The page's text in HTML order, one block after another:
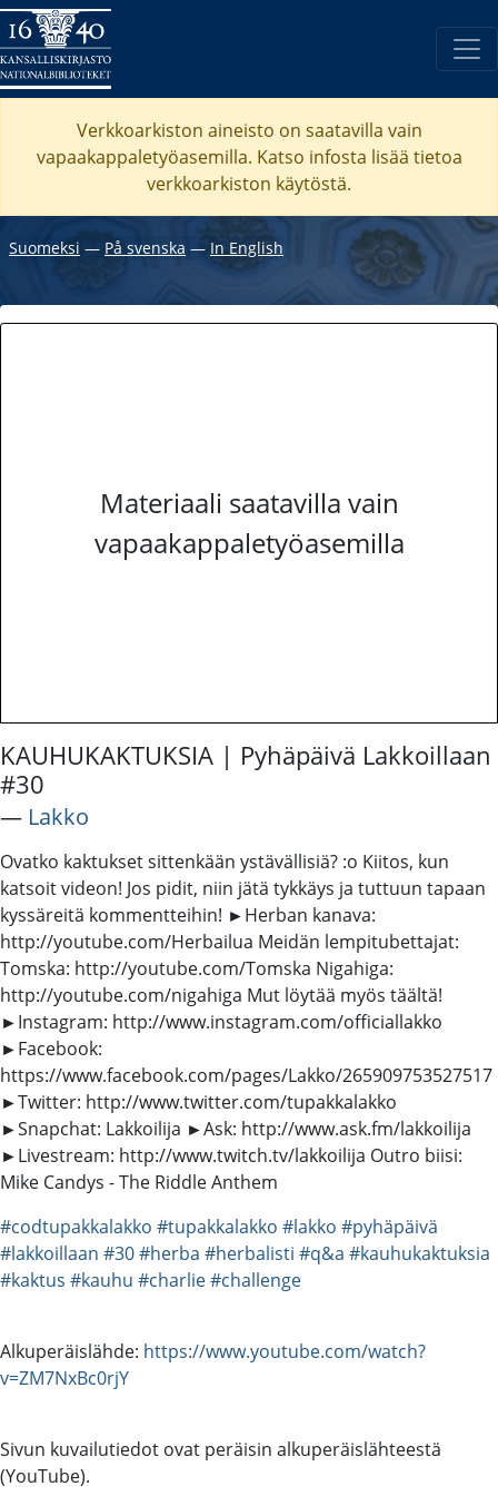
Verkkoarkiston aineisto on saatavilla vain
vapaakappaletyöasemilla. Katso infosta lisää tietoa
verkkoarkiston käytöstä.
Suomeksi ― På svenska ― In English
Materiaali saatavilla vain
vapaakappaletyöasemilla
KAUHUKAKTUKSIA | Pyhäpäivä Lakkoillaan
#30
― Lakko
Ovatko kaktukset sittenkään ystävällisiä? :o Kiitos, kun
katsoit videon! Jos pidit, niin jätä tykkäys ja tuttuun tapaan
kyssäreitä kommentteihin! ►Herban kanava:
http://youtube.com/Herbailua Meidän lempitubettajat:
Tomska: http://youtube.com/Tomska Nigahiga:
http://youtube.com/nigahiga Mut löytää myös täältä!
►Instagram: http://www.instagram.com/officiallakko
►Facebook:
https://www.facebook.com/pages/Lakko/265909753527517
►Twitter: http://www.twitter.com/tupakkalakko
►Snapchat: Lakkoilija ►Ask: http://www.ask.fm/lakkoilija
►Livestream: http://www.twitch.tv/lakkoilija Outro biisi:
Mike Candys - The Riddle Anthem
#codtupakkalakko #tupakkalakko #lakko #pyhäpäivä
#lakkoillaan #30#herba #herbalisti #q&a #kauhukaktuksia
#kaktus #kauhu #charlie#challenge
Alkuperäislähde: https://www.youtube.com/watch?
v=ZM7NxBc0rjY
Sivun kuvailutiedot ovat peräisin alkuperäislähteestä
(YouTube).